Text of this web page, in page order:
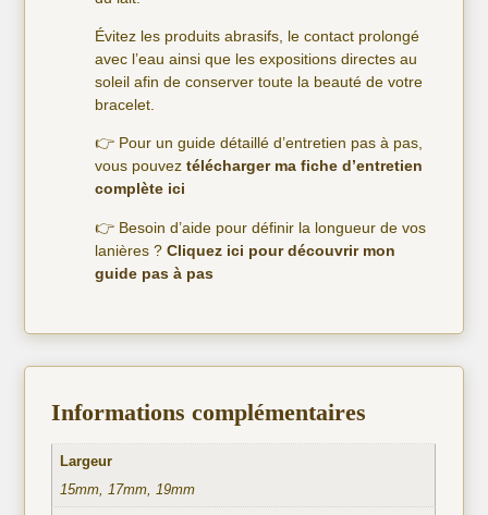
Évitez les produits abrasifs, le contact prolongé
avec l’eau ainsi que les expositions directes au
soleil afin de conserver toute la beauté de votre
bracelet.
👉 Pour un guide détaillé d’entretien pas à pas,
vous pouveztélécharger ma fiche d’entretien
complète ici
👉 Besoin d’aide pour définir la longueur de vos
lanières ?Cliquez ici pour découvrir mon
guide pas à pas
Informations complémentaires
Largeur
15mm, 17mm, 19mm